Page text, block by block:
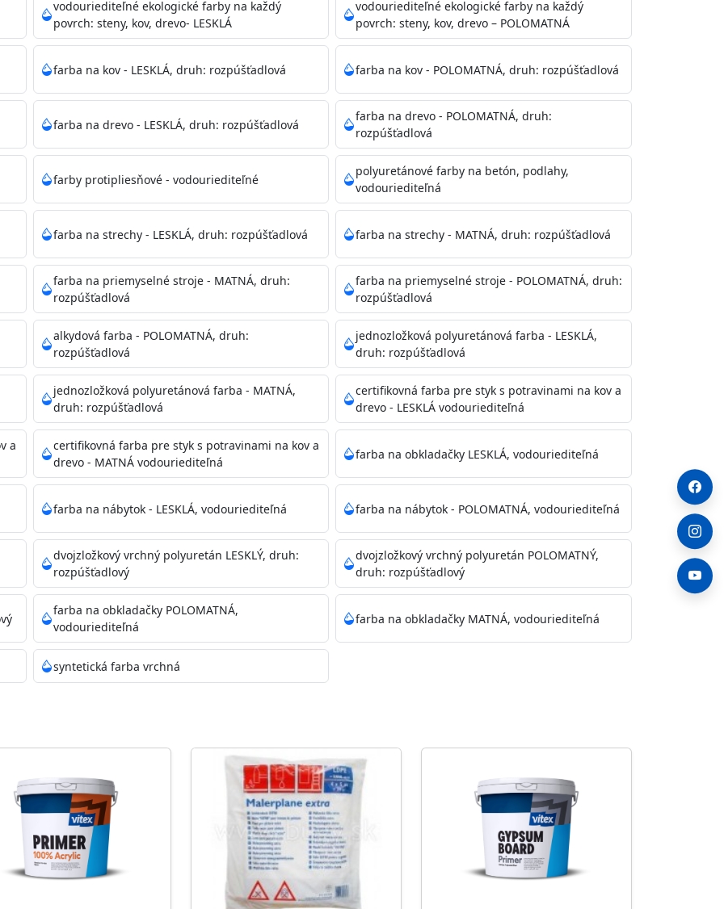
škôlky, telocvične, a samozrejme je
(trieda 2 podľa EN 13300) pri
povrchov. Má vynikajúcu kryciu schopnosť,
tónovať v bohatej škále odtieňov.
Pantone
spôsobu aplikácie. Dobre premiešajte a občas opakujte aj počas náteru. Naneste jednu
farba zasychá na dotyk po 30-60min./23°C po dokonalom preschnutí minimálne 3-
Doba schnutia je závislá na poveternostných podmienkach s vyššou vlhkosťou a nižšou
alebo pri relatívnej vlhkosti nad 80%.
na bezpečnú likvidáciu.
prachu, mastnoty, solí a materiálov so zlou priľnavosťou. Otvory alebo trhliny vyplňte
light putty a prebrúste. Nové alebo porézne povrchy natreté menej kvalitnými farbami
5°C až 25°C
vodouriediteľné ekologické farby na každý
povrch: steny, kov, drevo- LESKLÁ
vodouriediteľné ekologické farby na každý
povrch: steny, kov, drevo – POLOMATNÁ
farba na kov - LESKLÁ, druh: rozpúšťadlová farba na kov - POLOMATNÁ, druh: rozpúšťadlová
farba na drevo - LESKLÁ, druh: rozpúšťadlová
farba na drevo - POLOMATNÁ, druh:
rozpúšťadlová
farby protipliesňové - vodouriediteľné
polyuretánové farby na betón, podlahy,
vodouriediteľná
farba na strechy - LESKLÁ, druh: rozpúšťadlová farba na strechy - MATNÁ, druh: rozpúšťadlová
farba na priemyselné stroje - MATNÁ, druh:
rozpúšťadlová
farba na priemyselné stroje - POLOMATNÁ, druh:
rozpúšťadlová
alkydová farba - POLOMATNÁ, druh:
rozpúšťadlová
jednozložková polyuretánová farba - LESKLÁ,
druh: rozpúšťadlová
jednozložková polyuretánová farba - MATNÁ,
druh: rozpúšťadlová
certifikovná farba pre styk s potravinami na kov a
drevo - LESKLÁ vodouriediteľná
a
certifikovná farba pre styk s potravinami na kov a
drevo - MATNÁ vodouriediteľná
farba na obkladačky LESKLÁ, vodouriediteľná
farba na nábytok - LESKLÁ, vodouriediteľná farba na nábytok - POLOMATNÁ, vodouriediteľná
dvojzložkový vrchný polyuretán LESKLÝ, druh:
rozpúšťadlový
dvojzložkový vrchný polyuretán POLOMATNÝ,
druh: rozpúšťadlový
farba na obkladačky POLOMATNÁ,
vodouriediteľná
farba na obkladačky MATNÁ, vodouriediteľná
syntetická farba vrchná